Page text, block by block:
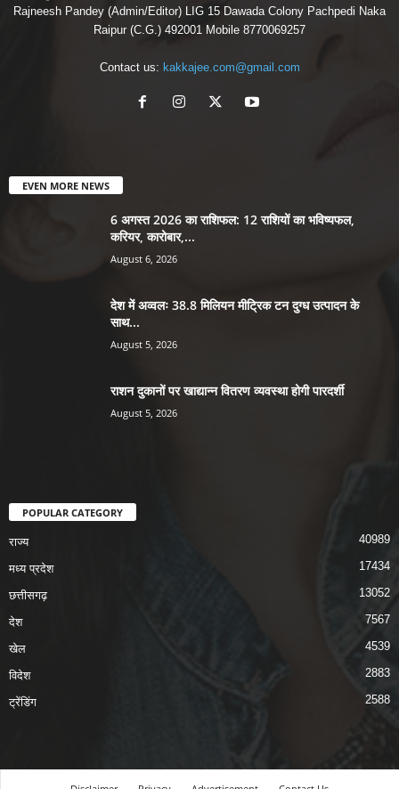
Rajneesh Pandey (Admin/Editor) LIG 15 Dawada Colony Pachpedi Naka
Raipur (C.G.) 492001 Mobile 8770069257
Contact us: kakkajee.com@gmail.com
EVEN MORE NEWS
6 अगस्त 2026 का राशिफल: 12 राशियों का भविष्यफल,
करियर, कारोबार,...
August 6, 2026
देश में अव्वलः 38.8 मिलियन मीट्रिक टन दुग्ध उत्पादन के
साथ...
August 5, 2026
राशन दुकानों पर खाद्यान्न वितरण व्यवस्था होगी पारदर्शी
August 5, 2026
POPULAR CATEGORY
राज्य 40989
मध्य प्रदेश 17434
छत्तीसगढ़ 13052
देश 7567
खेल 4539
विदेश 2883
ट्रेंडिंग 2588